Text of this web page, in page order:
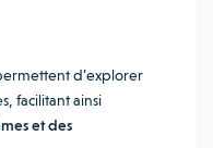
d’explorer
facilitant ainsi
et des